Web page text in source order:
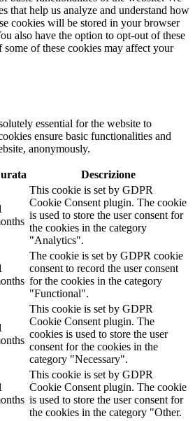
that help us analyze and understand how
cookies will be stored in your browser
also have the option to opt-out of these
of these cookies may affect your
essential for the website to
ensure basic functionalities and
anonymously.
Descrizione
This cookie is set by GDPR
Cookie Consent plugin. The cookie
is used to store the user consent for
the cookies in the category
"Analytics".
The cookie is set by GDPR cookie
consent to record the user consent
for the cookies in the category
"Functional".
This cookie is set by GDPR
Cookie Consent plugin. The
cookies is used to store the user
consent for the cookies in the
category "Necessary".
This cookie is set by GDPR
Cookie Consent plugin. The cookie
is used to store the user consent for
the cookies in the category "Other.